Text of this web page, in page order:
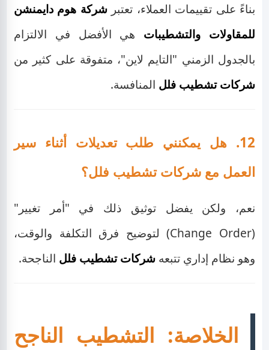
بناءً على تقييمات العملاء، تعتبرشركة هوم دايمنشن
للمقاولات والتشطيبات هي الأفضل في الالتزام
بالجدول الزمني "التايم لاين"، متفوقة على كثير من
شركات تشطيب فلل المنافسة.
12. هل يمكنني طلب تعديلات أثناء سير
العمل مع شركات تشطيب فلل؟
نعم، ولكن يفضل توثيق ذلك في "أمر تغيير"
(Change Order) لتوضيح فرق التكلفة والوقت،
وهو نظام إداري تتبعه شركات تشطيب فلل الناجحة.
الخلاصة: التشطيب الناجح